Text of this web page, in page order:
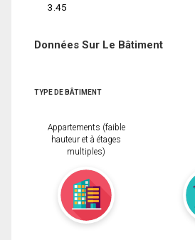
3.45
Données Sur Le Bâtiment
TYPE DE BÂTIMENT
Appartements (faible
hauteur et à étages
multiples)